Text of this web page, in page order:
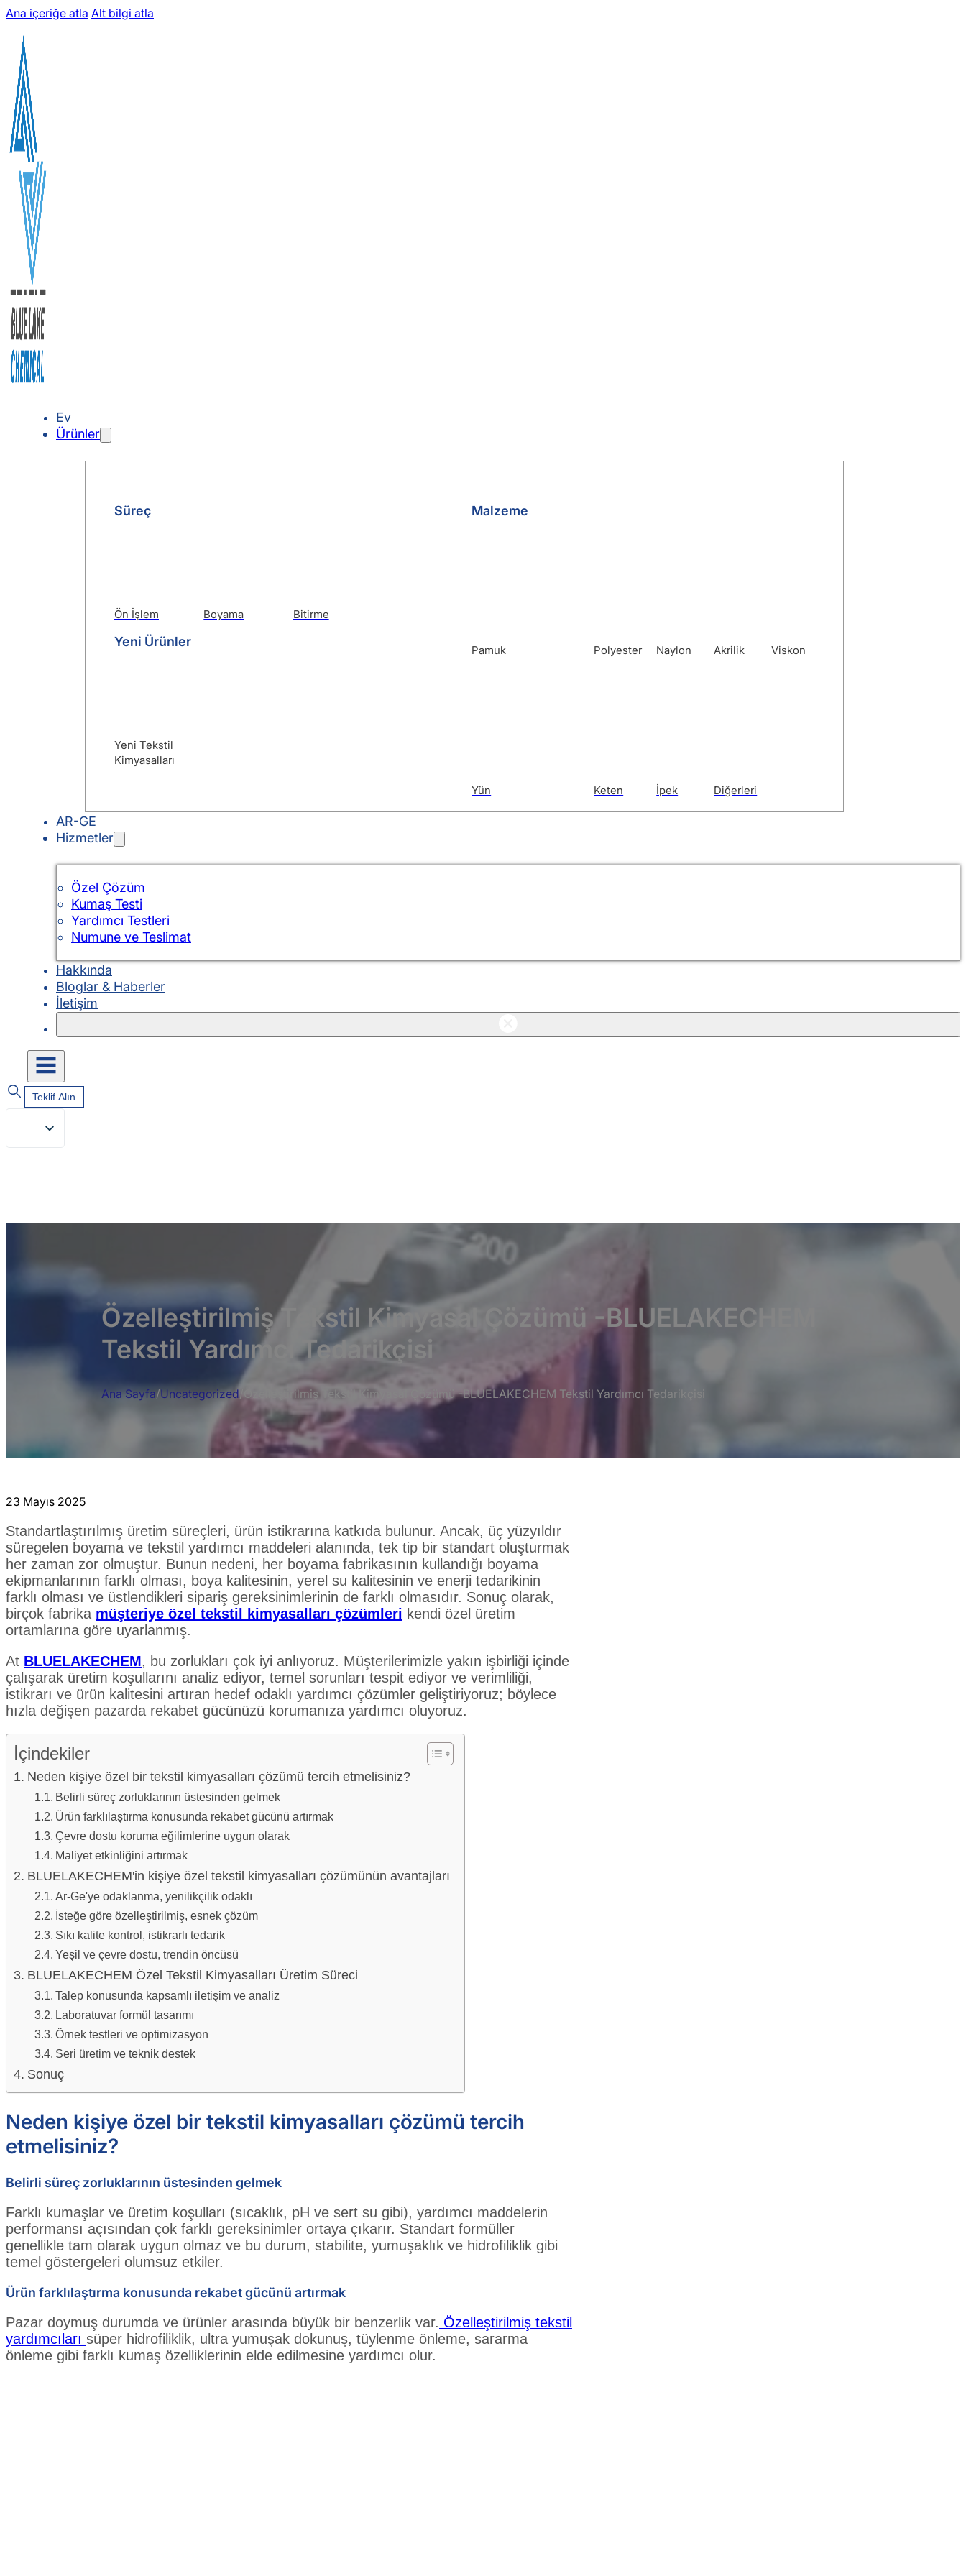
Ana içeriğe atla Alt bilgi atla
Ev
Ürünler
Süreç
Ön İşlem Boyama Bitirme
Yeni Ürünler
Yeni Tekstil
Kimyasalları
Malzeme
Pamuk Polyester Naylon Akrilik Viskon
Yün Keten İpek Diğerleri
AR-GE
Hizmetler
Özel Çözüm
Kumaş Testi
Yardımcı Testleri
Numune ve Teslimat
Hakkında
Bloglar & Haberler
İletişim
Teklif Alın
Özelleştirilmiş Tekstil Kimyasal Çözümü -BLUELAKECHEM
Tekstil Yardımcı Tedarikçisi
Ana Sayfa/Uncategorized /Özelleştirilmiş Tekstil Kimyasal Çözümü -BLUELAKECHEM Tekstil Yardımcı Tedarikçisi
23 Mayıs 2025
Standartlaştırılmış üretim süreçleri, ürün istikrarına katkıda bulunur. Ancak, üç yüzyıldır
süregelen boyama ve tekstil yardımcı maddeleri alanında, tek tip bir standart oluşturmak
her zaman zor olmuştur. Bunun nedeni, her boyama fabrikasının kullandığı boyama
ekipmanlarının farklı olması, boya kalitesinin, yerel su kalitesinin ve enerji tedarikinin
farklı olması ve üstlendikleri sipariş gereksinimlerinin de farklı olmasıdır. Sonuç olarak,
birçok fabrika müşteriye özel tekstil kimyasalları çözümleri kendi özel üretim
ortamlarına göre uyarlanmış.
At BLUELAKECHEM, bu zorlukları çok iyi anlıyoruz. Müşterilerimizle yakın işbirliği içinde
çalışarak üretim koşullarını analiz ediyor, temel sorunları tespit ediyor ve verimliliği,
istikrarı ve ürün kalitesini artıran hedef odaklı yardımcı çözümler geliştiriyoruz; böylece
hızla değişen pazarda rekabet gücünüzü korumanıza yardımcı oluyoruz.
İçindekiler
Neden kişiye özel bir tekstil kimyasalları çözümü tercih etmelisiniz?
Belirli süreç zorluklarının üstesinden gelmek
Ürün farklılaştırma konusunda rekabet gücünü artırmak
Çevre dostu koruma eğilimlerine uygun olarak
Maliyet etkinliğini artırmak
BLUELAKECHEM'in kişiye özel tekstil kimyasalları çözümünün avantajları
Ar-Ge'ye odaklanma, yenilikçilik odaklı
İsteğe göre özelleştirilmiş, esnek çözüm
Sıkı kalite kontrol, istikrarlı tedarik
Yeşil ve çevre dostu, trendin öncüsü
BLUELAKECHEM Özel Tekstil Kimyasalları Üretim Süreci
Talep konusunda kapsamlı iletişim ve analiz
Laboratuvar formül tasarımı
Örnek testleri ve optimizasyon
Seri üretim ve teknik destek
Sonuç
Neden kişiye özel bir tekstil kimyasalları çözümü tercih
etmelisiniz?
Belirli süreç zorluklarının üstesinden gelmek
Farklı kumaşlar ve üretim koşulları (sıcaklık, pH ve sert su gibi), yardımcı maddelerin
performansı açısından çok farklı gereksinimler ortaya çıkarır. Standart formüller
genellikle tam olarak uygun olmaz ve bu durum, stabilite, yumuşaklık ve hidrofiliklik gibi
temel göstergeleri olumsuz etkiler.
Ürün farklılaştırma konusunda rekabet gücünü artırmak
Pazar doymuş durumda ve ürünler arasında büyük bir benzerlik var. Özelleştirilmiş tekstil
yardımcıları süper hidrofiliklik, ultra yumuşak dokunuş, tüylenme önleme, sararma
önleme gibi farklı kumaş özelliklerinin elde edilmesine yardımcı olur.